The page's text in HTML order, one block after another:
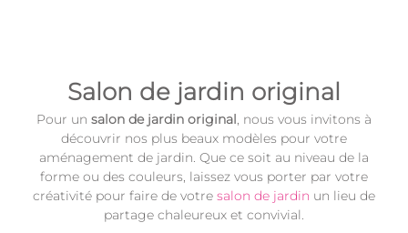
Salon de jardin original
Pour un salon de jardin original, nous vous invitons à
découvrir nos plus beaux modèles pour votre
aménagement de jardin. Que ce soit au niveau de la
forme ou des couleurs, laissez vous porter par votre
créativité pour faire de votre salon de jardin un lieu de
partage chaleureux et convivial.